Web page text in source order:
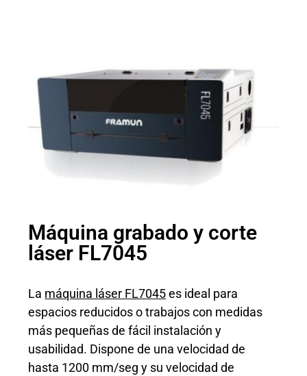
Máquina grabado y corte
láser FL7045
La máquina láser FL7045es ideal para
espacios reducidos o trabajos con medidas
más pequeñas de fácil instalación y
usabilidad. Dispone de una velocidad de
hasta 1200 mm/seg y su velocidad de